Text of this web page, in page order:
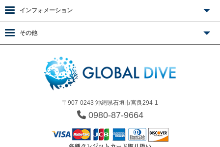
〒907-0243 沖縄県石垣市宮良294-1
0980-87-9664
インフォメーション
その他